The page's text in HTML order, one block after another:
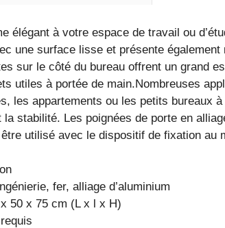
élégant à votre espace de travail ou
une surface lisse et présente
sur le côté du bureau offrent un grand
utiles à portée de main.Nombreuses
les appartements ou les petits bureaux
stabilité. Les poignées de porte en
utilisé avec le dispositif de fixation au
fer, alliage d’aluminium
50 x 75 cm (L x l x H)